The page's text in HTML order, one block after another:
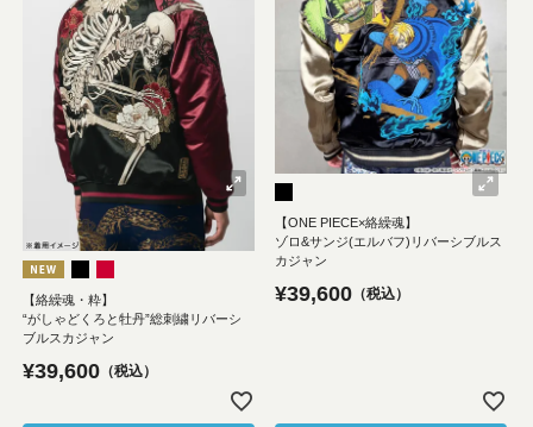
【絡繰魂・粋】
“がしゃどくろと牡丹”総刺繍リバーシ
ブルスカジャン
¥39,600 税込
【ONE PIECE×絡繰魂】
ゾロ&サンジ(エルバフ)リバーシブルス
カジャン
¥39,600 税込